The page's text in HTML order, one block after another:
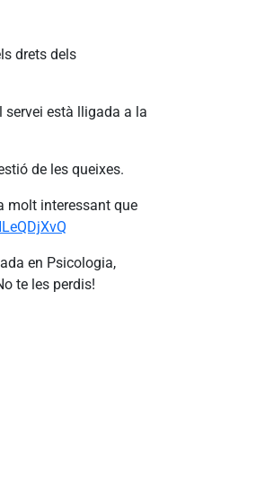
drets dels
servei està lligada a la
de les queixes.
molt interessant que
en Psicologia,
te les perdis!